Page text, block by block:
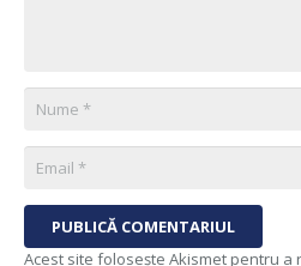
PUBLICĂ COMENTARIUL
Acest site folosește Akismet pentru a